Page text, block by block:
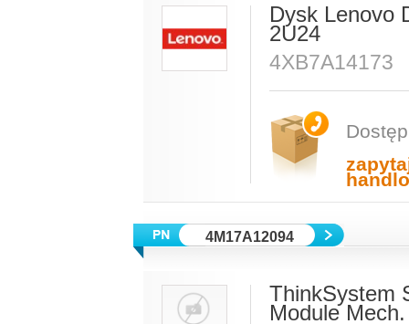
Dysk Lenovo
2U24
4XB7A14173
4M17A12094
ThinkSystem
Module